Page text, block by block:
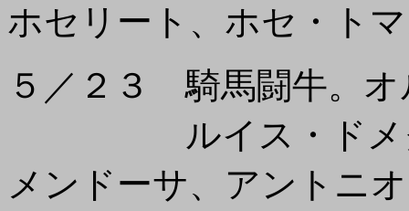
ホセリート、ホセ・ト
５／２３ 騎馬闘牛。
ルイス・ドメク、
メンドーサ、アントニ